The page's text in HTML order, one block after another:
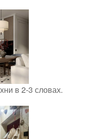
в 2-3 словах.